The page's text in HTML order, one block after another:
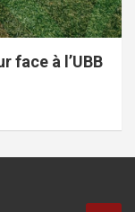
face à l’UBB